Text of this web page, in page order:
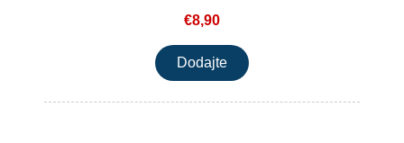
€8,90